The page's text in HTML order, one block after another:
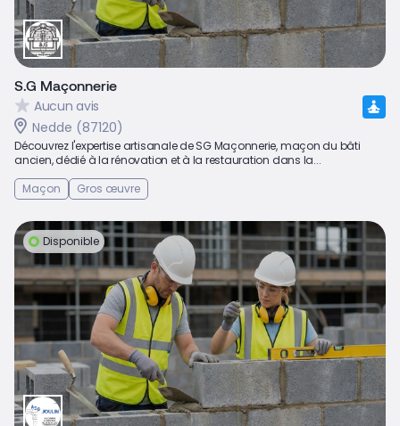
S.G Maçonnerie
Aucun avis
Nedde (87120)
Découvrez l'expertise artisanale de SG Maçonnerie, maçon du bâti
ancien, dédié à la rénovation et à la restauration dans la...
Maçon
Gros œuvre
Disponible